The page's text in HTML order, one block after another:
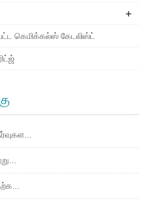
+
கெமிக்கல்ஸ் கேடலிஸ்ட்